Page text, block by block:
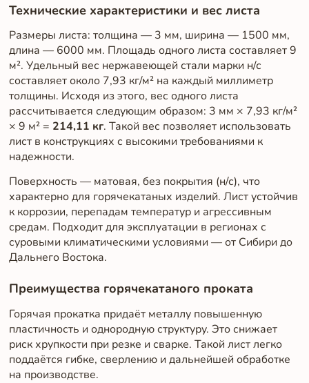
Технические характеристики и вес листа
Размеры листа: толщина — 3 мм, ширина — 1500 мм,
длина — 6000 мм. Площадь одного листа составляет 9
м². Удельный вес нержавеющей стали марки н/с
составляет около 7,93 кг/м² на каждый миллиметр
толщины. Исходя из этого, вес одного листа
рассчитывается следующим образом: 3 мм × 7,93 кг/м²
× 9 м² = 214,11 кг. Такой вес позволяет использовать
лист в конструкциях с высокими требованиями к
надежности.
Поверхность — матовая, без покрытия (н/с), что
характерно для горячекатаных изделий. Лист устойчив
к коррозии, перепадам температур и агрессивным
средам. Подходит для эксплуатации в регионах с
суровыми климатическими условиями — от Сибири до
Дальнего Востока.
Преимущества горячекатаного проката
Горячая прокатка придаёт металлу повышенную
пластичность и однородную структуру. Это снижает
риск хрупкости при резке и сварке. Такой лист легко
поддаётся гибке, сверлению и дальнейшей обработке
на производстве.